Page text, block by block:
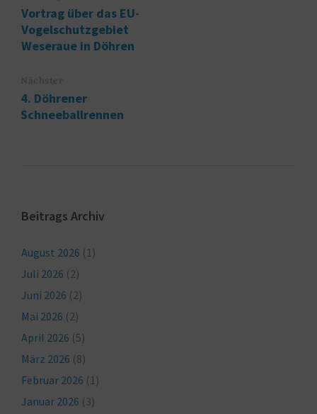
Vortrag über das EU-
Vogelschutzgebiet
Weseraue in Döhren
4. Döhrener
Schneeballrennen
Beitrags Archiv
August 2026 (1)
Juli 2026 (2)
Juni 2026 (2)
Mai 2026 (2)
April 2026 (5)
März 2026 (8)
Februar 2026 (1)
Januar 2026 (3)